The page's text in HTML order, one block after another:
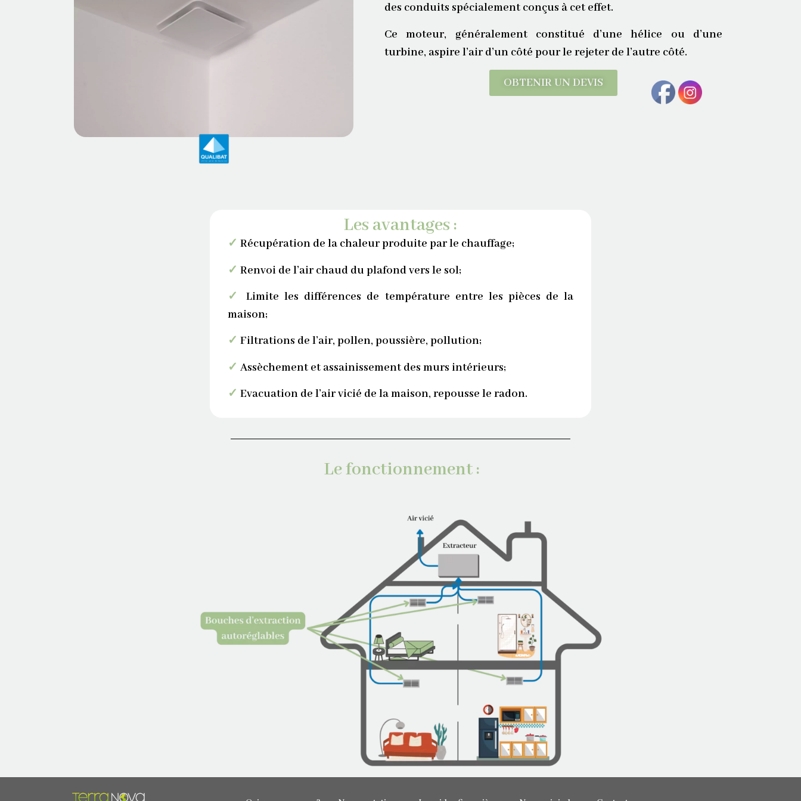
des conduits spécialement conçus à cet effet.
Ce moteur, généralement constitué d’une hélice ou d’une
turbine, aspire l’air d’un côté pour le rejeter de l’autre côté.
OBTENIR UN DEVIS
Les avantages :
✓ Récupération de la chaleur produite par le chauffage;
✓ Renvoi de l’air chaud du plafond vers le sol;
✓
Limite les différences de température entre les pièces de la
maison;
✓ Filtrations de l’air, pollen, poussière, pollution;
✓ Assèchement et assainissement des murs intérieurs;
✓ Evacuation de l’air vicié de la maison, repousse le radon.
Le fonctionnement :